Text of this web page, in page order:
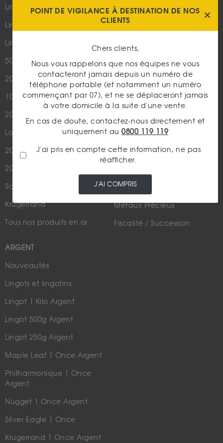
Lingot 100g Or
Lingotin 1 Once Or
Lingotin 1g Or
50 Pesos Or
20 Francs Napoléon
10 Francs Napoléon
20 Francs Marianne Coq
Louis d'Or - 20 Francs Or
20 Dollars US
20 Francs Suisse
Souverain
Krugerrand
Tous nos produits en or
ARGENT
Nouveautés
Lingots et lingotins
Lingot 1 Kilo Argent
Lingot 500g Argent
Lingot 250g Argent
Maple Leaf 1 Once Argent
Philharmonique 1 Once
Argent
Nugget 1 Once Argent
Silver Eagle 1 Once
Krugerrand 1 Once Argent
Qui sommes-nous ?
LES ACTUALITÉS
Or
Cours de l'or
Numismatique
Actualités financières
Métaux Précieux
Fiscalité / Succession
POINT DE VIGILANCE À DESTINATION DE NOS
CLIENTS
Chers clients,
Nous vous rappelons que nos équipes ne vous
contacteront jamais depuis un numéro de
téléphone portable (et notamment un numéro
commençant par 07), et ne se déplaceront jamais
à votre domicile à la suite d'une vente.
En cas de doute, contactez-nous directement et
uniquement au 0800 119 119
J'ai pris en compte cette information, ne pas
réafficher.
J'AI COMPRIS